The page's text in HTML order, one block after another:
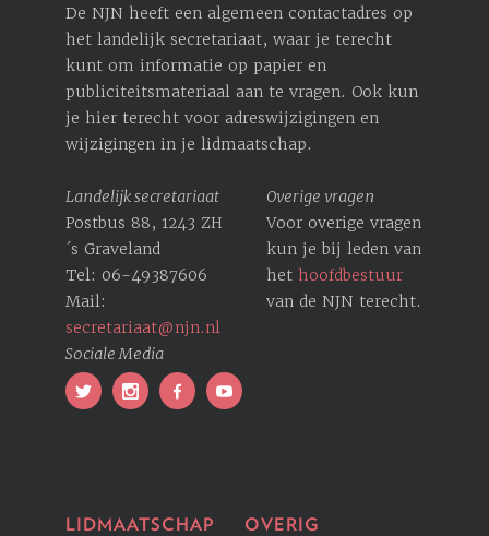
De NJN heeft een algemeen contactadres op
het landelijk secretariaat, waar je terecht
kunt om informatie op papier en
publiciteitsmateriaal aan te vragen. Ook kun
je hier terecht voor ­adreswijzigingen en
wijzigingen in je lidmaatschap.
Landelijk secretariaat
Postbus 88, 1243 ZH
´s Graveland
Tel: 06-49387606
Mail:
secretariaat@njn.nl
Overige vragen
Voor overige vragen
kun je bij leden van
het hoofdbestuur
van de NJN terecht.
Sociale Media
LIDMAATSCHAP OVERIG